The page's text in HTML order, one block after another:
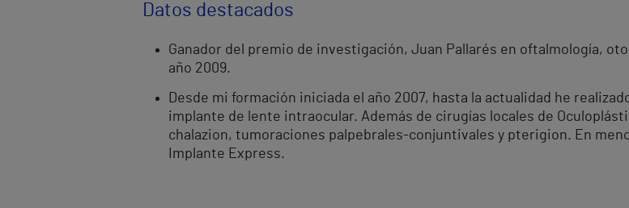
Datos destacados
Ganador del premio de investigación, Juan Pallarés en oftalmología,
año 2009.
Desde mi formación iniciada el año 2007, hasta la actualidad he
implante de lente intraocular. Además de cirugías locales de
chalazion, tumoraciones palpebrales-conjuntivales y pterigion. En
Implante Express.